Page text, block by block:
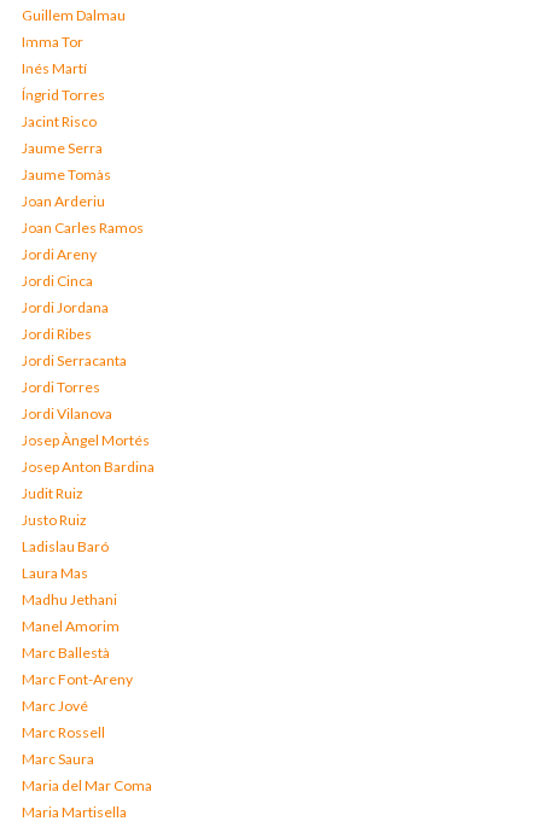
Guillem Dalmau
Imma Tor
Inés Martí
Íngrid Torres
Jacint Risco
Jaume Serra
Jaume Tomàs
Joan Arderiu
Joan Carles Ramos
Jordi Areny
Jordi Cinca
Jordi Jordana
Jordi Ribes
Jordi Serracanta
Jordi Torres
Jordi Vilanova
Josep Àngel Mortés
Josep Anton Bardina
Judit Ruiz
Justo Ruiz
Ladislau Baró
Laura Mas
Madhu Jethani
Manel Amorim
Marc Ballestà
Marc Font-Areny
Marc Jové
Marc Rossell
Marc Saura
Maria del Mar Coma
Maria Martisella